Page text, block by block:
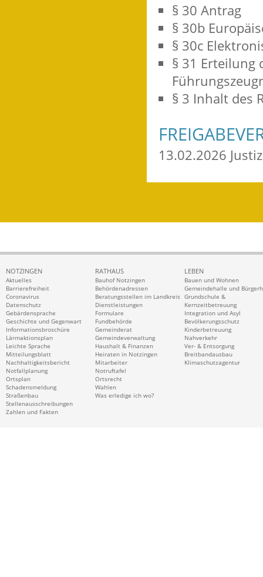
§ 30 Antrag
§ 30b
§ 30c
§ 31 Erteilung
§ 3 Inhalt des
13.02.2026
NOTZINGEN
Aktuelles
Barrierefreiheit
Coronavirus
Datenschutz
Gebärdensprache
Geschichte und Gegenwart
Informationsbroschüre
Lärmaktionsplan
Leichte Sprache
Mitteilungsblatt
Nachhaltigkeitsbericht
Notfallplanung
Ortsplan
Schadensmeldung
Straßenbau
Stellenausschreibungen
Zahlen und Fakten
RATHAUS
Bauhof Notzingen
Behördenadressen
Beratungsstellen im Landkreis
Dienstleistungen
Formulare
Fundbehörde
Gemeinderat
Gemeindeverwaltung
Haushalt & Finanzen
Heiraten in Notzingen
Mitarbeiter
Notruftafel
Ortsrecht
Wahlen
Was erledige ich wo?
LEBEN
Bauen und Wohnen
Gemeindehalle und
Grundschule &
Kernzeitbetreuung
Integration und Asyl
Bevölkerungsschutz
Kinderbetreuung
Nahverkehr
Ver- & Entsorgung
Breitbandausbau
Klimaschutzagentur